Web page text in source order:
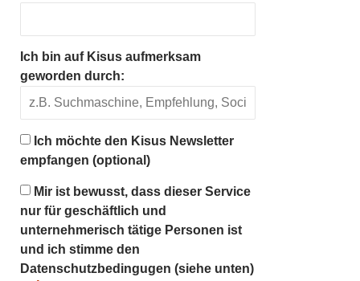
Ich bin auf Kisus aufmerksam
geworden durch:
Ich möchte den Kisus Newsletter
empfangen (optional)
Mir ist bewusst, dass dieser Service
nur für geschäftlich und
unternehmerisch tätige Personen ist
und ich stimme den
Datenschutzbedingugen (siehe unten)